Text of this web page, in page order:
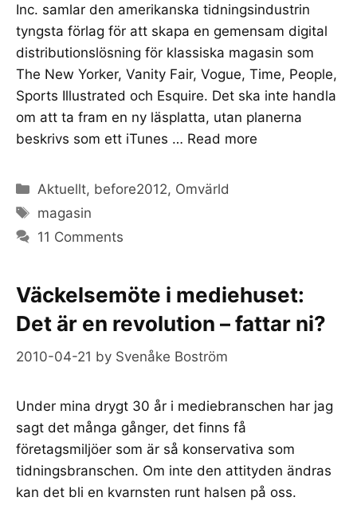
Inc. samlar den amerikanska tidningsindustrin
tyngsta förlag för att skapa en gemensam digital
distributionslösning för klassiska magasin som
The New Yorker, Vanity Fair, Vogue, Time, People,
Sports Illustrated och Esquire. Det ska inte handla
om att ta fram en ny läsplatta, utan planerna
beskrivs som ett iTunes … Read more
Categories
Aktuellt, before2012, Omvärld
Tags
magasin
11 Comments
Väckelsemöte i mediehuset:
Det är en revolution – fattar ni?
2010-04-21 by Svenåke Boström
Under mina drygt 30 år i mediebranschen har jag
sagt det många gånger, det finns få
företagsmiljöer som är så konservativa som
tidningsbranschen. Om inte den attityden ändras
kan det bli en kvarnsten runt halsen på oss.